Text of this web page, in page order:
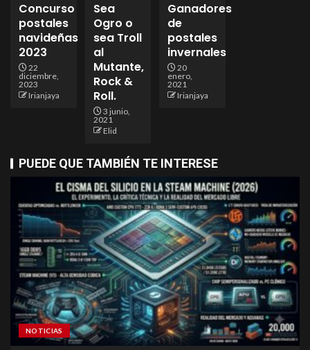
Concurso
postales
navideñas
2023
22
diciembre,
2023
Irianjaya
Sea
Ogro o
sea Troll
al
Mutante,
Rock &
Roll.
3 junio,
2021
Elid
Ganadores
de
postales
invernales
20
enero,
2021
Irianjaya
PUEDE QUE TAMBIÉN TE INTERESE
NOTICIAS